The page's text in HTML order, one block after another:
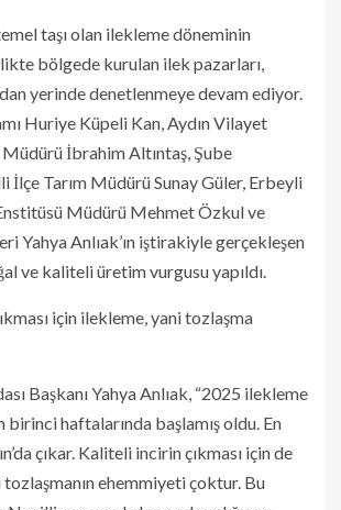
taşı olan ilekleme döneminin
bölgede kurulan ilek pazarları,
yerinde denetlenmeye devam ediyor.
Huriye Küpeli Kan, Aydın Vilayet
Müdürü İbrahim Altıntaş, Şube
İlçe Tarım Müdürü Sunay Güler, Erbeyli
Müdürü Mehmet Özkul ve
Yahya Anlıak’ın iştirakiyle gerçekleşen
ve kaliteli üretim vurgusu yapıldı.
için ilekleme, yani tozlaşma
Başkanı Yahya Anlıak, “2025 ilekleme
birinci haftalarında başlamış oldu. En
çıkar. Kaliteli incirin çıkması için de
ehemmiyeti çoktur. Bu